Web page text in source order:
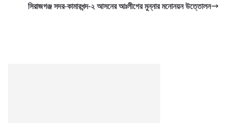
সিরাজগঞ্জ সদর-কামারখন্দ-২ আসনের আঃলীগের মুন্নার মনোনয়ন উত্তোলন